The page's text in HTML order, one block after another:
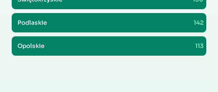
Podlaskie 142
Opolskie 113